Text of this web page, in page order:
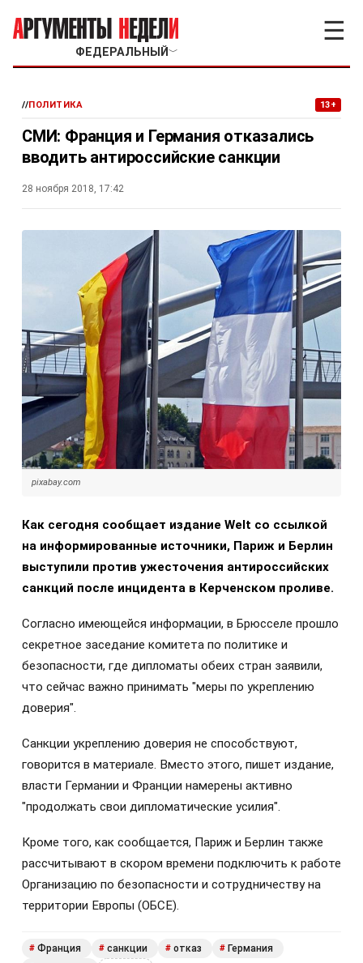
ФЕДЕРАЛЬНЫЙ ﹀
☰
//ПОЛИТИКА 13+
СМИ: Франция и Германия отказались
вводить антироссийские санкции
28 ноября 2018, 17:42
pixabay.com
Как сегодня сообщает издание Welt со ссылкой
на информированные источники, Париж и Берлин
выступили против ужесточения антироссийских
санкций после инцидента в Керченском проливе.
Согласно имеющейся информации, в Брюсселе прошло
секретное заседание комитета по политике и
безопасности, где дипломаты обеих стран заявили,
что сейчас важно принимать "меры по укреплению
доверия".
Санкции укреплению доверия не способствуют,
говорится в материале. Вместо этого, пишет издание,
власти Германии и Франции намерены активно
"продолжать свои дипломатические усилия".
Кроме того, как сообщается, Париж и Берлин также
рассчитывают в скором времени подключить к работе
Организацию по безопасности и сотрудничеству на
территории Европы (ОБСЕ).
# Франция # санкции # отказ # Германия